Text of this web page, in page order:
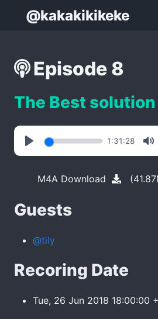
@kakakikikeke
Episode 8
The Best
Play
1:31:28
M4A Download
Guests
@tily
Recoring Date
Tue, 26 Jun 2018 18:00:00